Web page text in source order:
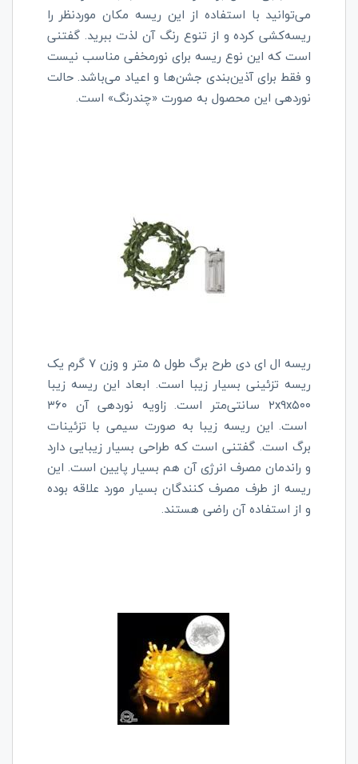
می‌توانید با استفاده از این ریسه مکان موردنظر را
ریسه‌کشی کرده و از تنوع رنگ آن لذت ببرید. گفتنی
است که این نوع ریسه برای نورمخفی مناسب نیست
و فقط برای آذین‌بندی جشن‌ها و اعیاد می‌باشد. حالت
نوردهی این محصول به صورت «چندرنگ» است.
ریسه ال ای دی طرح برگ طول 5 متر و وزن 7 گرم یک
ریسه تزئینی بسیار زیبا است. ابعاد این ریسه زیبا
۵۰۰ x۹x ۲
سانتی‌متر است. زاویه نوردهی آن ۳۶۰
است. این ریسه زیبا به صورت سیمی با تزئینات
برگ است. گفتنی است که طراحی بسیار زیبایی دارد
و راندمان مصرف انرژی آن هم بسیار پایین است. این
ریسه از طرف مصرف کنندگان بسیار مورد علاقه بوده
و از استفاده آن راضی هستند.